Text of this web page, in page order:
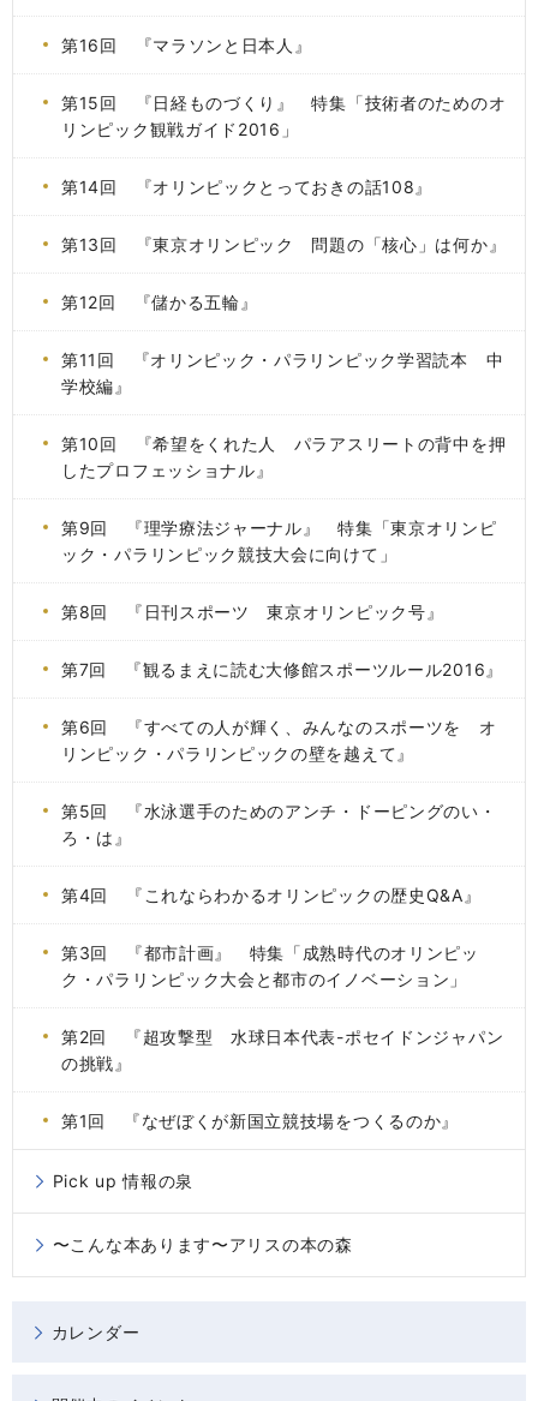
第16回 『マラソンと日本人』
第15回 『日経ものづくり』 特集「技術者のためのオ
リンピック観戦ガイド2016」
第14回 『オリンピックとっておきの話108』
第13回 『東京オリンピック 問題の「核心」は何か』
第12回 『儲かる五輪』
第11回 『オリンピック・パラリンピック学習読本 中
学校編』
第10回 『希望をくれた人 パラアスリートの背中を押
したプロフェッショナル』
第9回 『理学療法ジャーナル』 特集「東京オリンピ
ック・パラリンピック競技大会に向けて」
第8回 『日刊スポーツ 東京オリンピック号』
第7回 『観るまえに読む大修館スポーツルール2016』
第6回 『すべての人が輝く、みんなのスポーツを オ
リンピック・パラリンピックの壁を越えて』
第5回 『水泳選手のためのアンチ・ドーピングのい・
ろ・は』
第4回 『これならわかるオリンピックの歴史Q&A』
第3回 『都市計画』 特集「成熟時代のオリンピッ
ク・パラリンピック大会と都市のイノベーション」
第2回 『超攻撃型 水球日本代表-ポセイドンジャパン
の挑戦』
第1回 『なぜぼくが新国立競技場をつくるのか』
Pick up 情報の泉
〜こんな本あります〜アリスの本の森
カレンダー